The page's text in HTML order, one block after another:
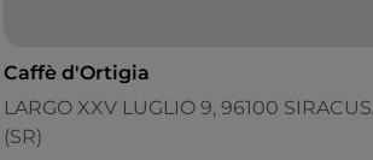
Caffè d'Ortigia
LARGO XXV LUGLIO 9, 96100
(SR)